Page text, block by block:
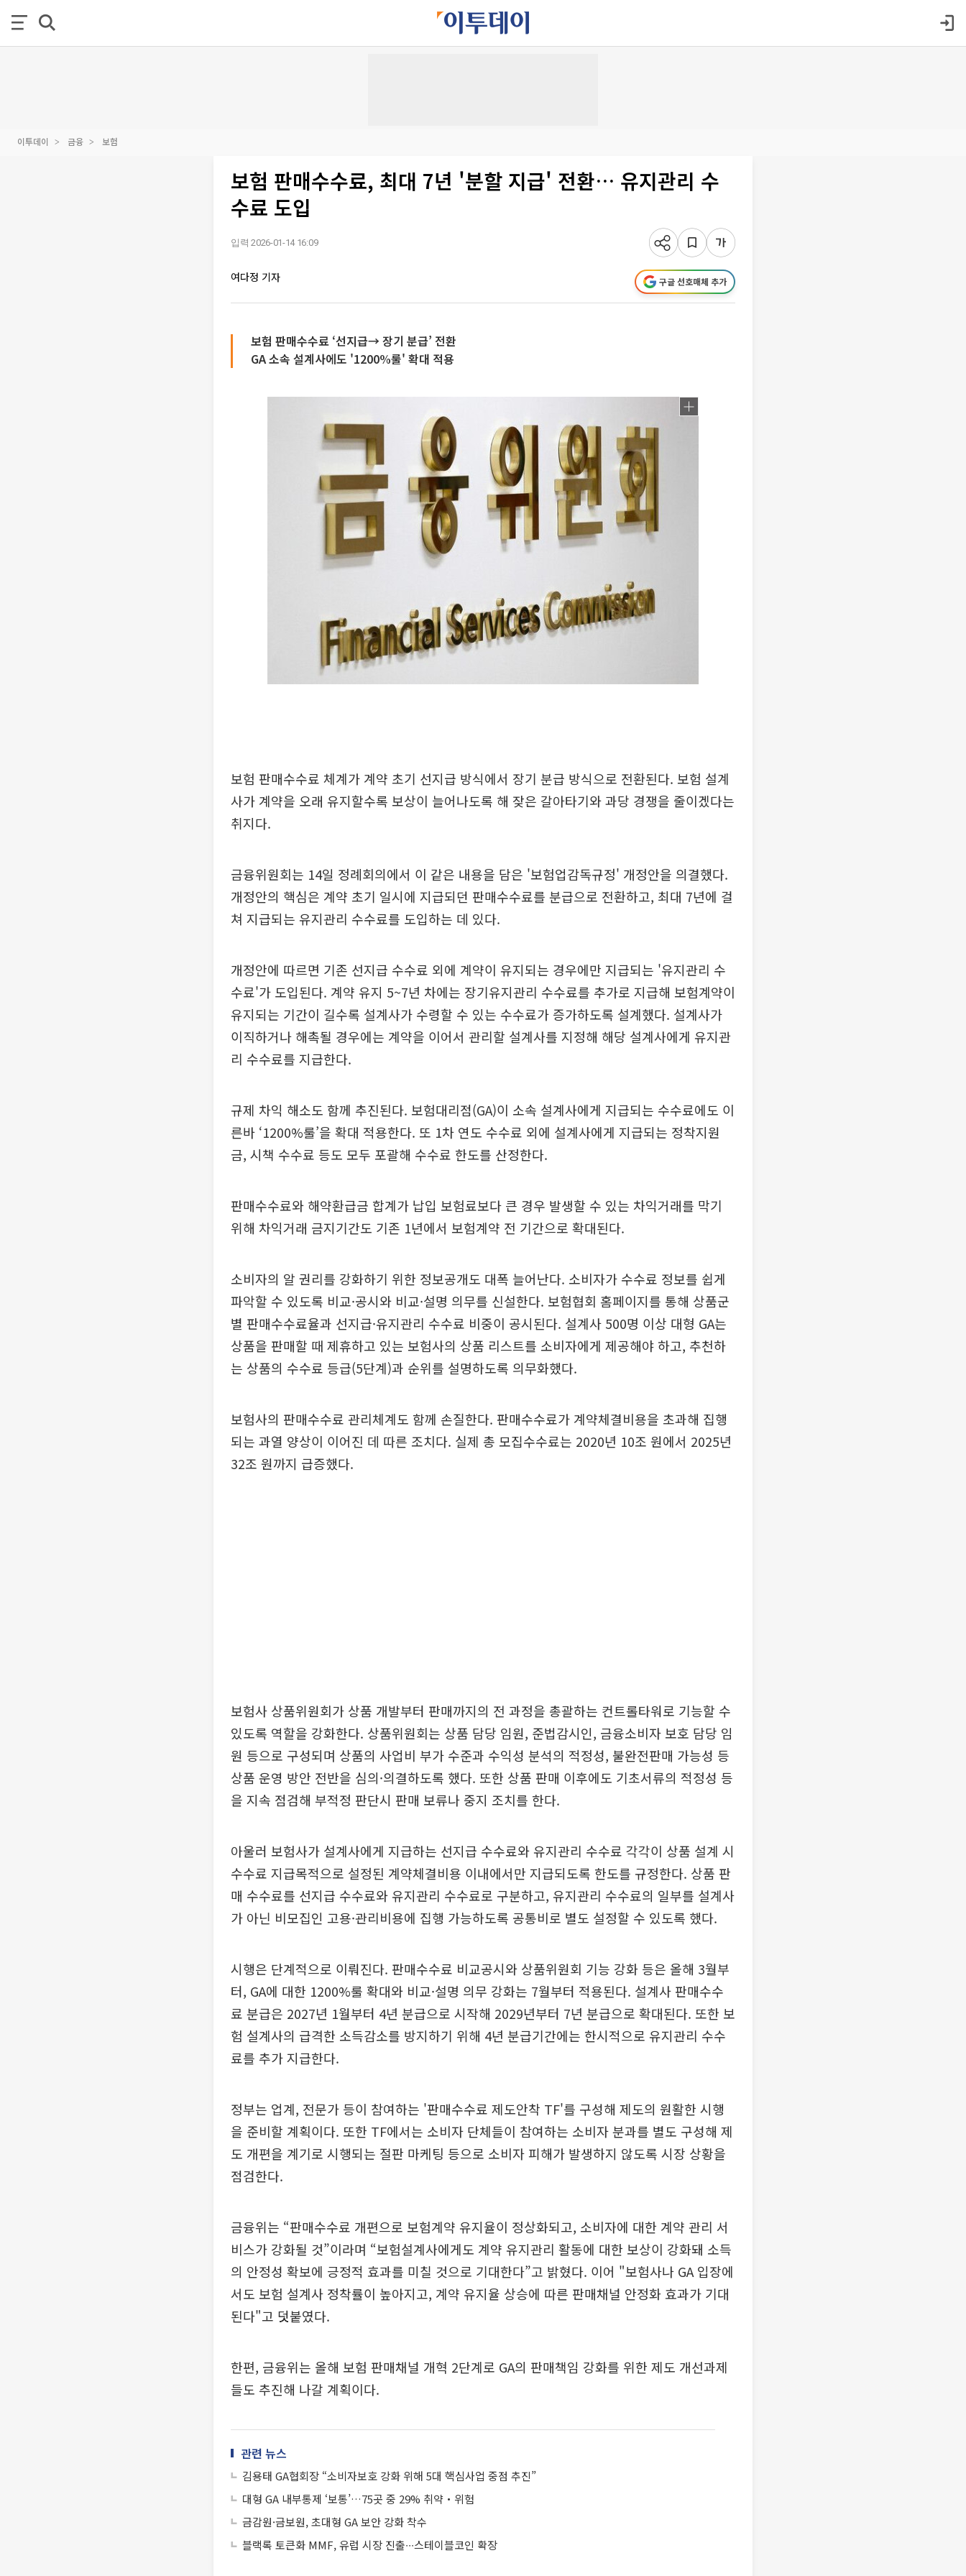
이투데이 금융 보험
보험 판매수수료, 최대 7년 '분할 지급' 전환… 유지관리 수
수료 도입
입력 2026-01-14 16:09
여다정 기자 구글 선호매체 추가
보험 판매수수료 ‘선지급→ 장기 분급’ 전환
GA 소속 설계사에도 '1200%룰' 확대 적용
보험 판매수수료 체계가 계약 초기 선지급 방식에서 장기 분급 방식으로 전환된다. 보험 설계
사가 계약을 오래 유지할수록 보상이 늘어나도록 해 잦은 갈아타기와 과당 경쟁을 줄이겠다는
취지다.
금융위원회는 14일 정례회의에서 이 같은 내용을 담은 '보험업감독규정' 개정안을 의결했다.
개정안의 핵심은 계약 초기 일시에 지급되던 판매수수료를 분급으로 전환하고, 최대 7년에 걸
쳐 지급되는 유지관리 수수료를 도입하는 데 있다.
개정안에 따르면 기존 선지급 수수료 외에 계약이 유지되는 경우에만 지급되는 '유지관리 수
수료'가 도입된다. 계약 유지 5~7년 차에는 장기유지관리 수수료를 추가로 지급해 보험계약이
유지되는 기간이 길수록 설계사가 수령할 수 있는 수수료가 증가하도록 설계했다. 설계사가
이직하거나 해촉될 경우에는 계약을 이어서 관리할 설계사를 지정해 해당 설계사에게 유지관
리 수수료를 지급한다.
규제 차익 해소도 함께 추진된다. 보험대리점(GA)이 소속 설계사에게 지급되는 수수료에도 이
른바 ‘1200%룰’을 확대 적용한다. 또 1차 연도 수수료 외에 설계사에게 지급되는 정착지원
금, 시책 수수료 등도 모두 포괄해 수수료 한도를 산정한다.
판매수수료와 해약환급금 합계가 납입 보험료보다 큰 경우 발생할 수 있는 차익거래를 막기
위해 차익거래 금지기간도 기존 1년에서 보험계약 전 기간으로 확대된다.
소비자의 알 권리를 강화하기 위한 정보공개도 대폭 늘어난다. 소비자가 수수료 정보를 쉽게
파악할 수 있도록 비교·공시와 비교·설명 의무를 신설한다. 보험협회 홈페이지를 통해 상품군
별 판매수수료율과 선지급·유지관리 수수료 비중이 공시된다. 설계사 500명 이상 대형 GA는
상품을 판매할 때 제휴하고 있는 보험사의 상품 리스트를 소비자에게 제공해야 하고, 추천하
는 상품의 수수료 등급(5단계)과 순위를 설명하도록 의무화했다.
보험사의 판매수수료 관리체계도 함께 손질한다. 판매수수료가 계약체결비용을 초과해 집행
되는 과열 양상이 이어진 데 따른 조치다. 실제 총 모집수수료는 2020년 10조 원에서 2025년
32조 원까지 급증했다.
보험사 상품위원회가 상품 개발부터 판매까지의 전 과정을 총괄하는 컨트롤타워로 기능할 수
있도록 역할을 강화한다. 상품위원회는 상품 담당 임원, 준법감시인, 금융소비자 보호 담당 임
원 등으로 구성되며 상품의 사업비 부가 수준과 수익성 분석의 적정성, 불완전판매 가능성 등
상품 운영 방안 전반을 심의·의결하도록 했다. 또한 상품 판매 이후에도 기초서류의 적정성 등
을 지속 점검해 부적정 판단시 판매 보류나 중지 조치를 한다.
아울러 보험사가 설계사에게 지급하는 선지급 수수료와 유지관리 수수료 각각이 상품 설계 시
수수료 지급목적으로 설정된 계약체결비용 이내에서만 지급되도록 한도를 규정한다. 상품 판
매 수수료를 선지급 수수료와 유지관리 수수료로 구분하고, 유지관리 수수료의 일부를 설계사
가 아닌 비모집인 고용·관리비용에 집행 가능하도록 공통비로 별도 설정할 수 있도록 했다.
시행은 단계적으로 이뤄진다. 판매수수료 비교공시와 상품위원회 기능 강화 등은 올해 3월부
터, GA에 대한 1200%룰 확대와 비교·설명 의무 강화는 7월부터 적용된다. 설계사 판매수수
료 분급은 2027년 1월부터 4년 분급으로 시작해 2029년부터 7년 분급으로 확대된다. 또한 보
험 설계사의 급격한 소득감소를 방지하기 위해 4년 분급기간에는 한시적으로 유지관리 수수
료를 추가 지급한다.
정부는 업계, 전문가 등이 참여하는 '판매수수료 제도안착 TF'를 구성해 제도의 원활한 시행
을 준비할 계획이다. 또한 TF에서는 소비자 단체들이 참여하는 소비자 분과를 별도 구성해 제
도 개편을 계기로 시행되는 절판 마케팅 등으로 소비자 피해가 발생하지 않도록 시장 상황을
점검한다.
금융위는 “판매수수료 개편으로 보험계약 유지율이 정상화되고, 소비자에 대한 계약 관리 서
비스가 강화될 것”이라며 “보험설계사에게도 계약 유지관리 활동에 대한 보상이 강화돼 소득
의 안정성 확보에 긍정적 효과를 미칠 것으로 기대한다”고 밝혔다. 이어 "보험사나 GA 입장에
서도 보험 설계사 정착률이 높아지고, 계약 유지율 상승에 따른 판매채널 안정화 효과가 기대
된다"고 덧붙였다.
한편, 금융위는 올해 보험 판매채널 개혁 2단계로 GA의 판매책임 강화를 위한 제도 개선과제
들도 추진해 나갈 계획이다.
관련 뉴스
김용태 GA협회장 “소비자보호 강화 위해 5대 핵심사업 중점 추진”
대형 GA 내부통제 ‘보통’…75곳 중 29% 취약‧위험
금감원·금보원, 초대형 GA 보안 강화 착수
블랙록 토큰화 MMF, 유럽 시장 진출∙∙∙스테이블코인 확장